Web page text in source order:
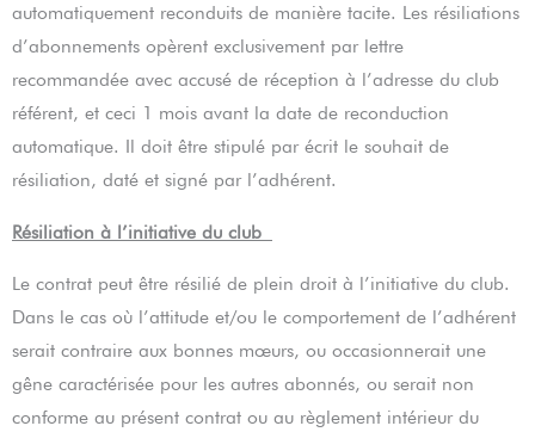
automatiquement reconduits de manière tacite. Les résiliations
d’abonnements opèrent exclusivement par lettre
recommandée avec accusé de réception à l’adresse du club
référent, et ceci 1 mois avant la date de reconduction
automatique. Il doit être stipulé par écrit le souhait de
résiliation, daté et signé par l’adhérent.
Résiliation à l’initiative du club
Le contrat peut être résilié de plein droit à l’initiative du club.
Dans le cas où l’attitude et/ou le comportement de l’adhérent
serait contraire aux bonnes mœurs, ou occasionnerait une
gêne caractérisée pour les autres abonnés, ou serait non
conforme au présent contrat ou au règlement intérieur du